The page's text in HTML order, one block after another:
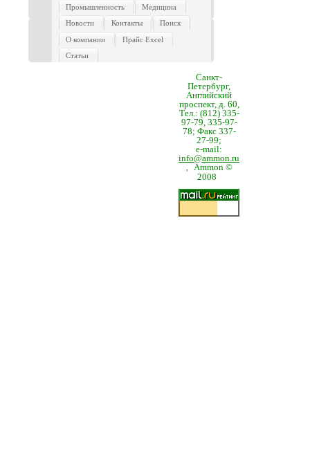
Промышленность
Медицина
Новости
Контакты
Поиск
О компании
Прайс Excel
Статьи
Санкт-
Петербург,
Английский
проспект, д. 60,
Тел.: (812) 335-
97-79, 335-97-
78; Факс 337-
27-99;
e-mail:
info@ammon.ru
Ammon ©
2008